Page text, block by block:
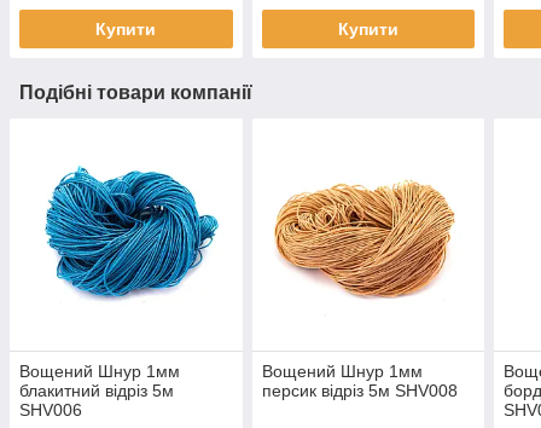
Купити Купити
Подібні товари компанії
Вощений Шнур 1мм
блакитний відріз 5м
SHV006
Вощений Шнур 1мм
персик відріз 5м SHV008